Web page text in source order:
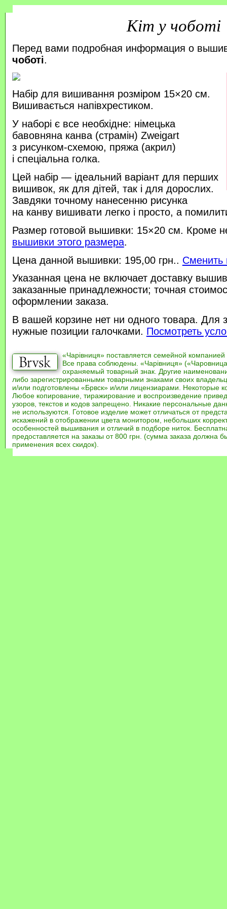
Кіт у чоботі
Перед вами подробная информация о
чоботі.
Набір для вишивання розміром 15×20 см.
Вишивається напівхрестиком.
У наборі є все необхідне: німецька
бавовняна канва (страмін) Zweigart
з рисунком-схемою, пряжа (акрил)
і спеціальна голка.
Цей набір — ідеальний варіант для перших
вишивок, як для дітей, так і для дорослих.
Завдяки точному нанесенню рисунка
на канву вишивати легко і просто, а
Размер готовой вышивки: 15×20 см. Кроме
вышивки этого размера.
Цена данной вышивки: 195,00 грн.. Сменить
Указанная цена не включает доставку
заказанные принадлежности; точная
оформлении заказа.
В вашей корзине нет ни одного товара. Для
нужные позиции галочками. Посмотреть
«Чарівниця» поставляется семейной компанией
Все права соблюдены. «Чарівниця»
охраняемый товарный знак. Другие
либо зарегистрированными товарными знаками своих
и/или подготовлены «Брвск» и/или лицензиарами. Некоторые
Любое копирование, тиражирование и воспроизведение
узоров, текстов и кодов запрещено. Никакие персональные
не используются. Готовое изделие может отличаться от
искажений в отображении цвета монитором, небольших
особенностей вышивания и отличий в подборе ниток.
предоставляется на заказы от 800 грн. (сумма заказа должна
применения всех скидок).